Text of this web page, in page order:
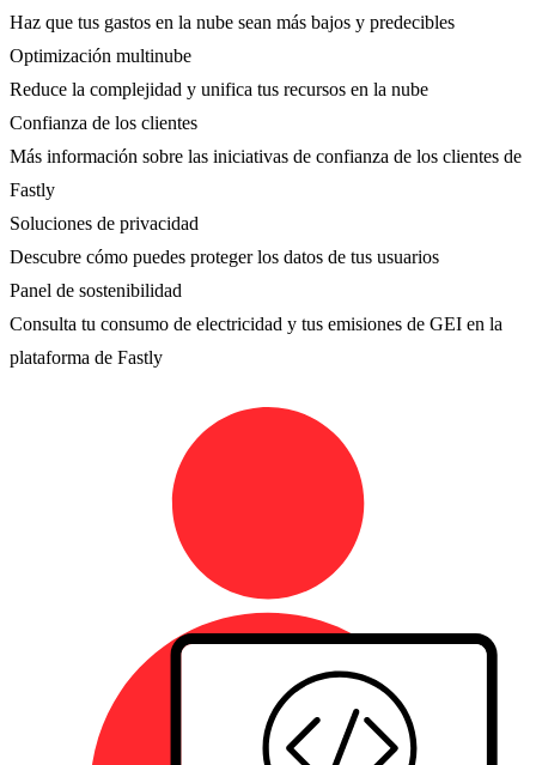
Haz que tus gastos en la nube sean más bajos y predecibles
Optimización multinube
Reduce la complejidad y unifica tus recursos en la nube
Confianza de los clientes
Más información sobre las iniciativas de confianza de los clientes de
Fastly
Soluciones de privacidad
Descubre cómo puedes proteger los datos de tus usuarios
Panel de sostenibilidad
Consulta tu consumo de electricidad y tus emisiones de GEI en la
plataforma de Fastly